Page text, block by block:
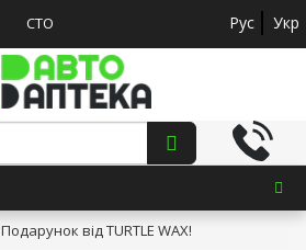
СТО Рус Укр
Подарунок від TURTLE WAX!